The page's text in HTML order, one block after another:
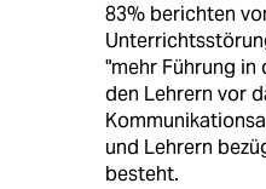
83% berichten
"mehr Führung in
den Lehrern vor
und Lehrern
besteht.